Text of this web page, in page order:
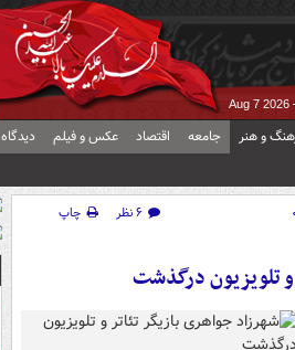
Aug 7 2026
و هنر جامعه اقتصاد عکس و فیلم دیدگاه
۶ نظر
چاپ
و تلویزیون درگذشت